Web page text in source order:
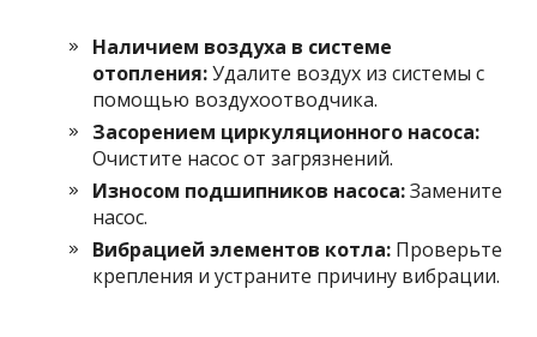
Наличием воздуха в системе
отопления:Удалите воздух из системы с
помощью воздухоотводчика.
Засорением циркуляционного насоса:
Очистите насос от загрязнений.
Износом подшипников насоса:Замените
насос.
Вибрацией элементов котла: Проверьте
крепления и устраните причину вибрации.